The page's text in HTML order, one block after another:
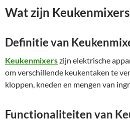
Wat zijn
Definitie van
Keukenmixerszijn elektrische
om verschillende keukentaken te
kloppen, kneden en mengen van
Functionaliteiten van